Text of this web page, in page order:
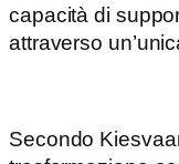
capacità di
attraverso
Secondo